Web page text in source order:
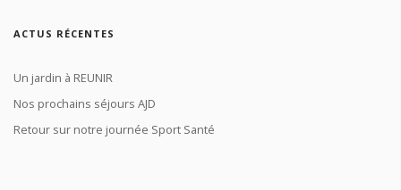
ACTUS RÉCENTES
Un jardin à REUNIR
Nos prochains séjours AJD
Retour sur notre journée Sport Santé